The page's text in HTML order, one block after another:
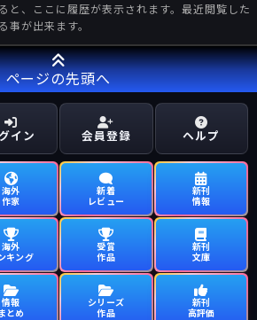
と、ここに履歴が表示されます。最近閲覧した
事が出来ます。
ページの先頭へ
イン 会員登録 ヘルプ
海外
作家
新着
レビュー
新刊
情報
海外
キング
受賞
作品
新刊
文庫
情報
まとめ
シリーズ
作品
新刊
高評価